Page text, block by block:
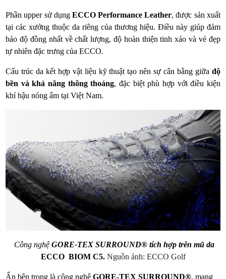
Phần upper sử dụng ECCO Performance Leather, được sản xuất
tại các xưởng thuộc da riêng của thương hiệu. Điều này giúp đảm
bảo độ đồng nhất về chất lượng, độ hoàn thiện tinh xảo và vẻ đẹp
tự nhiên đặc trưng của ECCO.
Cấu trúc da kết hợp vật liệu kỹ thuật tạo nên sự cân bằng giữa độ
bền và khả năng thông thoáng, đặc biệt phù hợp với điều kiện
khí hậu nóng ẩm tại Việt Nam.
Công nghệGORE‑TEX SURROUND® tích hợp trên mũ da
ECCO BIOM C5. Nguồn ảnh: ECCO Golf
Ẩn bên trong là công nghệGORE‑TEX SURROUND®, mang